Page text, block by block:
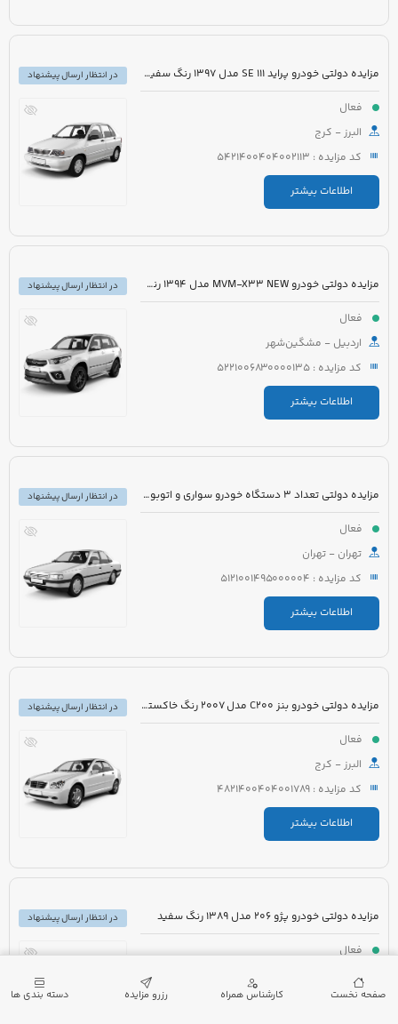
مزایده دولتی خودرو پراید 111 SE مدل 1397 رنگ سفید روغنی
فعال
البرز - کرج
کد مزایده : 5421400404002113
اطلاعات بیشتر
در انتظار ارسال پیشنهاد
مزایده دولتی خودرو MVM-X33 NEW مدل 1394 رنگ سفید
فعال
اردبیل - مشگین‌شهر
کد مزایده : 5221006830000135
اطلاعات بیشتر
در انتظار ارسال پیشنهاد
مزایده دولتی تعداد 3 دستگاه خودرو سواری و اتوبوس
فعال
تهران - تهران
کد مزایده : 5121001495000004
اطلاعات بیشتر
در انتظار ارسال پیشنهاد
مزایده دولتی خودرو بنز C200 مدل 2007 رنگ خاکستری
فعال
البرز - کرج
کد مزایده : 4821400404001789
اطلاعات بیشتر
در انتظار ارسال پیشنهاد
مزایده دولتی خودرو پژو 206 مدل 1389 رنگ سفید
فعال
فارس - شیراز
کد مزایده : 5221007410000041
در انتظار ارسال پیشنهاد
صفحه نخست کارشناس همراه رزرو مزایده دسته بندی ها